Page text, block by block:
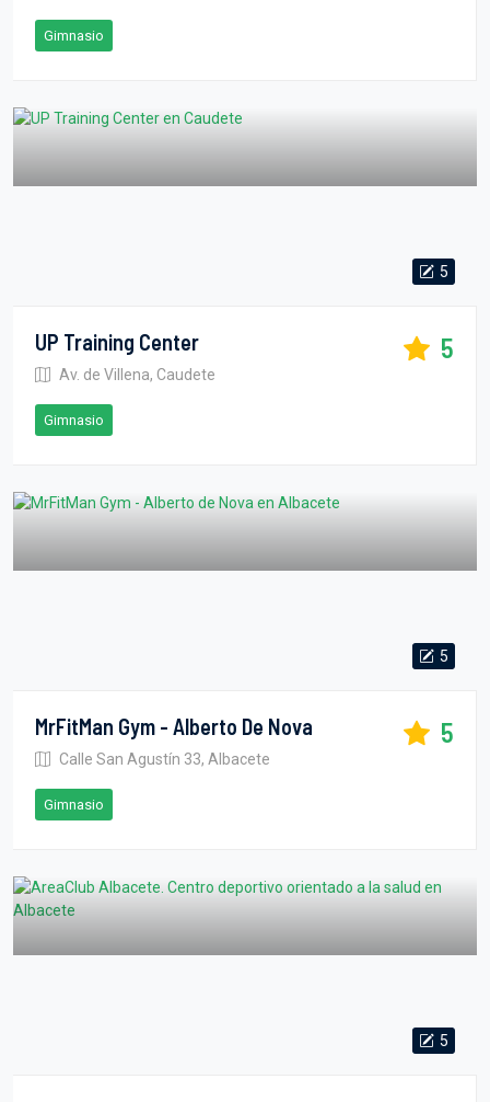
Gimnasio
5
UP Training Center
Av. de Villena, Caudete
5
Gimnasio
5
MrFitMan Gym - Alberto De Nova
Calle San Agustín 33, Albacete
5
Gimnasio
5